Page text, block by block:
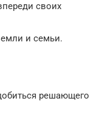
своих
и семьи.
решающего